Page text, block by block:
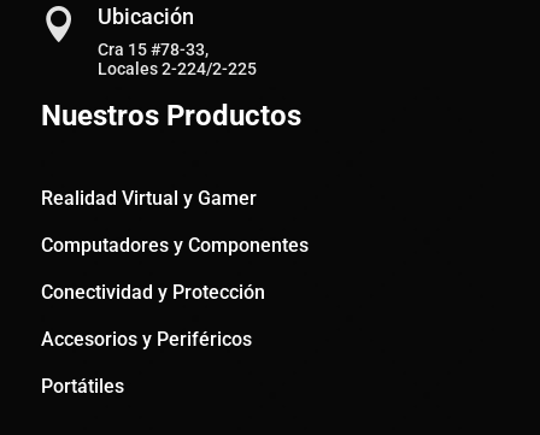
 Ubicación
Cra 15 #78-33,
Locales 2-224/2-225
Nuestros Productos
Realidad Virtual y Gamer
Computadores y Componentes
Conectividad y Protección
Accesorios y Periféricos
Portátiles